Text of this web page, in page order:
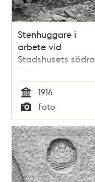
Stenhuggare i
arbete vid
Stadshusets södra
länga
Tid
1916
Typ
Foto